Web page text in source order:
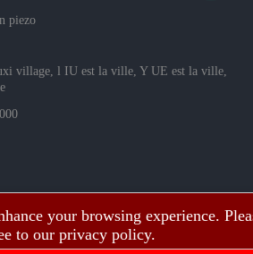
your browsing experience.
to our privacy policy.
piezo
village, l IU est la ville, Y UE est la ville,